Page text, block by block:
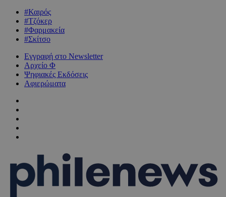
#Καιρός
#Τζόκερ
#Φαρμακεία
#Σκίτσο
Εγγραφή στο Newsletter
Αρχείο Φ
Ψηφιακές Εκδόσεις
Αφιερώματα